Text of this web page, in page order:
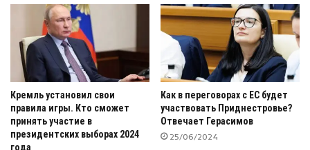
Кремль установил свои
правила игры. Кто сможет
принять участие в
президентских выборах 2024
года
Как в переговорах с ЕС будет
участвовать Приднестровье?
Отвечает Герасимов
25/06/2024